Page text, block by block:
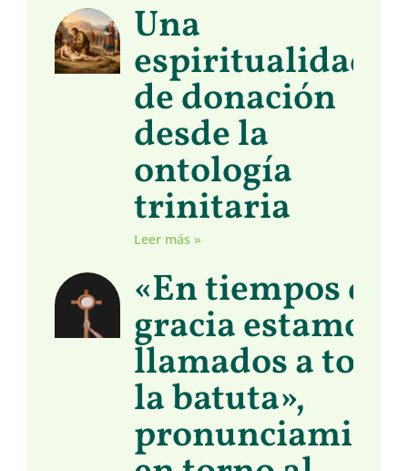
Una
espiritualidad
de donación
desde la
ontología
trinitaria
Leer más »
«En tiempos de
gracia estamos
llamados a
la batuta»,